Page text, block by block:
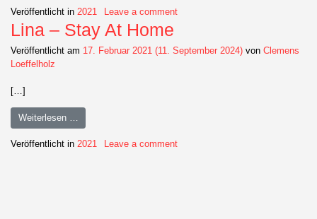
Veröffentlicht in 2021 Leave a comment
Lina – Stay At Home
Veröffentlicht am 17. Februar 2021 (11. September 2024) von Clemens
Loeffelholz
[…]
Weiterlesen …
Veröffentlicht in 2021 Leave a comment